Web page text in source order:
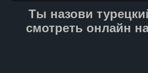
Зехра и Омер — как два полюса,
и отталкивающие друг друга. Внезапно
за фасадом брака скрывается
Ты назови
смотреть онлайн